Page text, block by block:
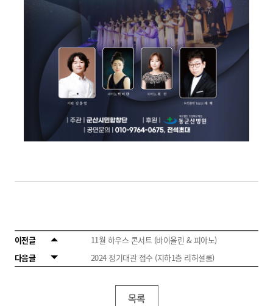
이전글
11월 하우스 콘서트 (바이올린 & 피아노)
다음글
2024 정기대관 접수 (지하1층 리허설룸)
목록